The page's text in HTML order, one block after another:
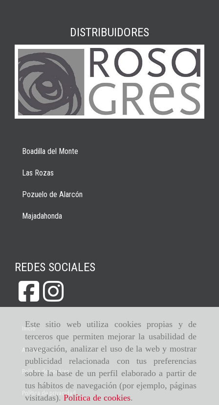
Este sitio web utiliza cookies propias y de
terceros que permiten mejorar la usabilidad de
navegación, analizar el uso de la web y mostrar
publicidad relacionada con tus preferencias
sobre la base de un perfil elaborado a partir de
tus hábitos de navegación (por ejemplo, páginas
visitadas).Política de cookies.
DISTRIBUIDORES
Boadilla del Monte
Las Rozas
Pozuelo de Alarcón
Majadahonda
REDES SOCIALES
Inicio
Aviso legal
Política de cookies
Política de privacidad